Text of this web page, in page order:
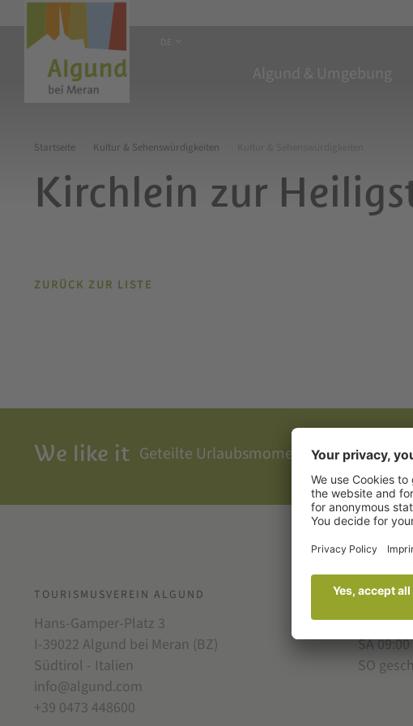
Startseite Kultur & Sehenswürdigkeiten
Kirchlein zur
ZURÜCK ZUR LISTE
We like it Geteilte Urlaubsmomente, direkt aus
TOURISMUSVEREIN ALGUND
Hans-Gamper-Platz 3
I-39022 Algund bei Meran (BZ)
Südtirol - Italien
info@algund.com
+39 0473 448600
MO - FR
SA
SO